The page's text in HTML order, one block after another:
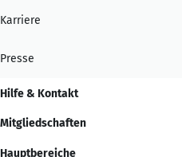
Karriere
Presse
Hilfe & Kontakt
Mitgliedschaften
Hauptbereiche